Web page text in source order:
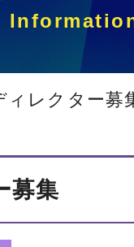
ィレクター募
募集